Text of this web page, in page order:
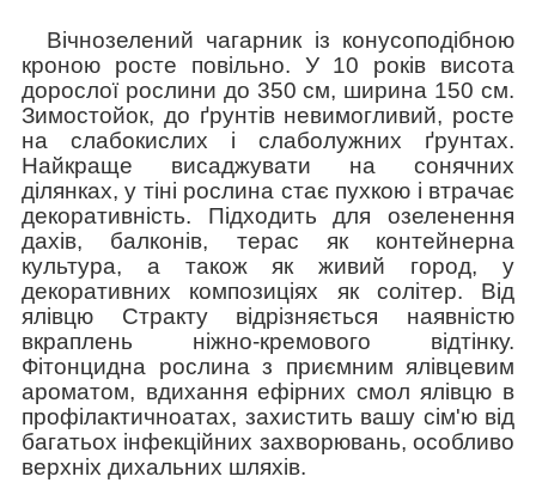
Вічнозелений чагарник із конусоподібною
кроною росте повільно. У 10 років висота
дорослої рослини до 350 см, ширина 150 см.
Зимостойок, до ґрунтів невимогливий, росте
на слабокислих і слаболужних ґрунтах.
Найкраще висаджувати на сонячних
ділянках, у тіні рослина стає пухкою і втрачає
декоративність. Підходить для озеленення
дахів, балконів, терас як контейнерна
культура, а також як живий город, у
декоративних композиціях як солітер. Від
ялівцю Стракту відрізняється наявністю
вкраплень ніжно-кремового відтінку.
Фітонцидна рослина з приємним ялівцевим
ароматом, вдихання ефірних смол ялівцю в
профілактичноатах, захистить вашу сім'ю від
багатьох інфекційних захворювань, особливо
верхніх дихальних шляхів.